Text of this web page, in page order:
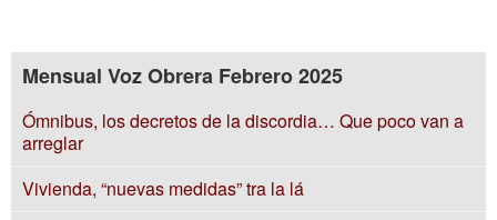
Mensual Voz Obrera Febrero 2025
Ómnibus, los decretos de la discordia… Que poco van a
arreglar
Vivienda, “nuevas medidas” tra la lá